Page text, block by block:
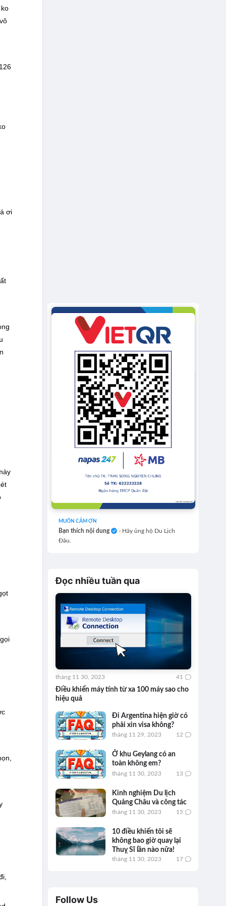
ơi
MUỐN CẢM ƠN
Bạn thích nội dung
- Hãy ủng hộ Du Lịch
Đâu.
Đọc nhiều tuần qua
Điều khiển máy tính từ xa 100 máy sao cho
hiệu quả
tháng 11 30, 2023 41
Đi Argentina hiện giờ có
phải xin visa không?
tháng 11 29, 2023 12
Ở khu Geylang có an
toàn không em?
tháng 11 30, 2023 13
Kinh nghiệm Du lịch
Quảng Châu và công tác
tháng 11 30, 2023 15
10 điều khiến tôi sẽ
không bao giờ quay lại
Thuỵ Sĩ lần nào nữa!
tháng 11 30, 2023 17
Follow Us